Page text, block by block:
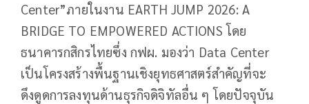
Center”ภายในงาน EARTH JUMP 2026: A
BRIDGE TO EMPOWERED ACTIONS โดย
ธนาคารกสิกรไทยซึ่ง กฟผ. มองว่า Data Center
เป็นโครงสร้างพื้นฐานเชิงยุทธศาสตร์สำคัญที่จะ
ดึงดูดการลงทุนด้านธุรกิจดิจิทัลอื่น ๆ โดยปัจจุบัน